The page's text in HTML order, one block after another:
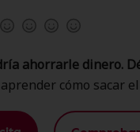
ahorrarle dinero.
cómo sacar